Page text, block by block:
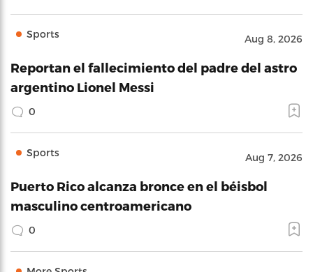
Sports Aug 8, 2026
Reportan el fallecimiento del padre del astro
argentino Lionel Messi
0
Sports Aug 7, 2026
Puerto Rico alcanza bronce en el béisbol
masculino centroamericano
0